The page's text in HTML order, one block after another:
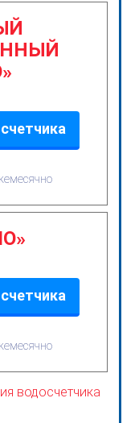
водосчетчика